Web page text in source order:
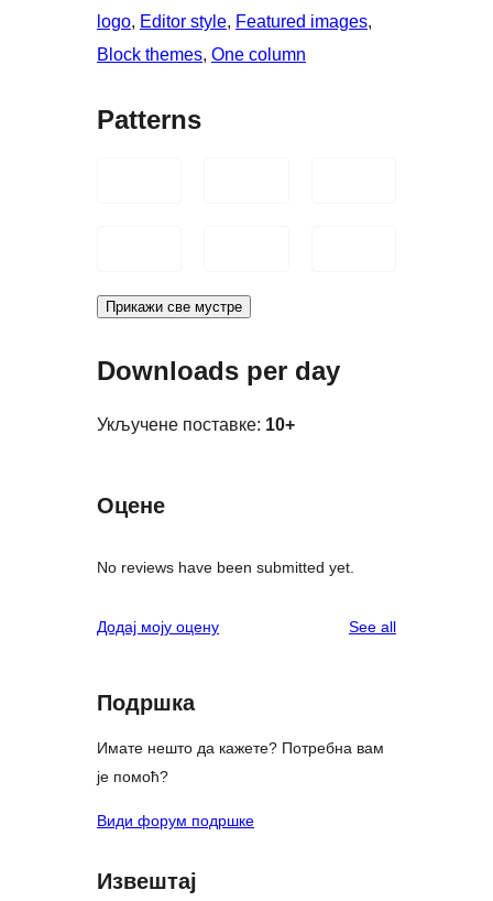
logo, Editor style, Featured images
Block themes, One column
Patterns
Прикажи све мустре
Downloads per day
Укључене поставке: 10+
Оцене
No reviews have been submitted yet.
Додај моју оцену See allreviews
Подршка
Имате нешто да кажете? Потребна вам
је помоћ?
Види форум подршке
Извештај